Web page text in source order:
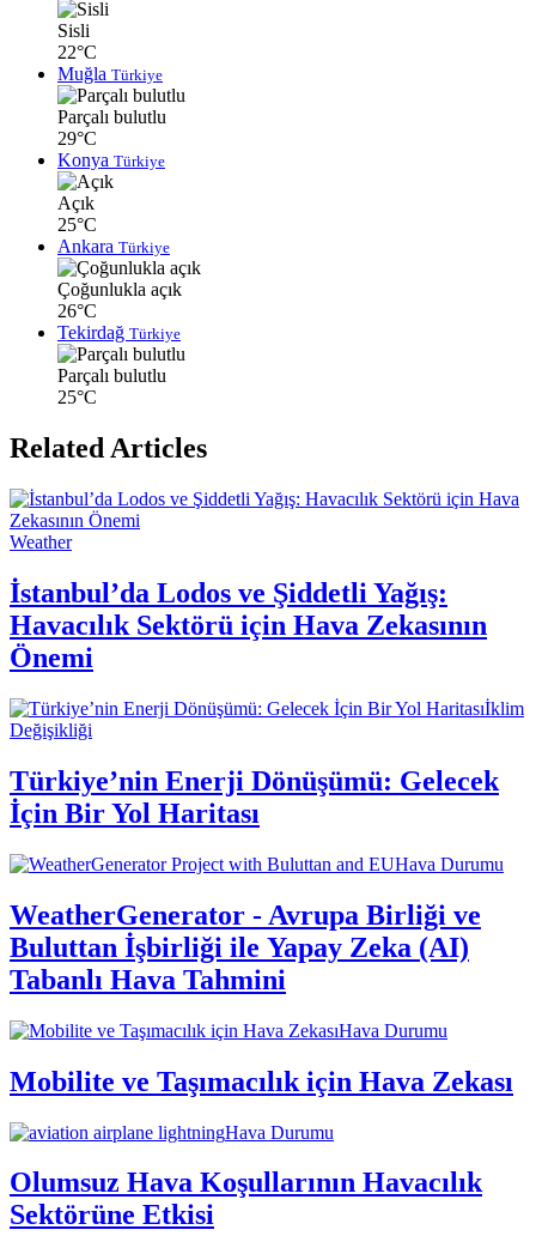
Sisli
22°C
Muğla Türkiye
Parçalı bulutlu
29°C
Konya Türkiye
Açık
25°C
Ankara Türkiye
Çoğunlukla açık
26°C
Tekirdağ Türkiye
Parçalı bulutlu
25°C
Related Articles
Weather
İstanbul’da Lodos ve Şiddetli Yağış:
Havacılık Sektörü için Hava Zekasının
Önemi
İklim
Değişikliği
Türkiye’nin Enerji Dönüşümü: Gelecek
İçin Bir Yol Haritası
Hava Durumu
WeatherGenerator - Avrupa Birliği ve
Buluttan İşbirliği ile Yapay Zeka (AI)
Tabanlı Hava Tahmini
Hava Durumu
Mobilite ve Taşımacılık için Hava Zekası
Hava Durumu
Olumsuz Hava Koşullarının Havacılık
Sektörüne Etkisi